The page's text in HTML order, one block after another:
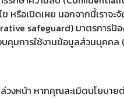
รือเปิดเผย นอกจากนี้เราจ
safeguard) มาตรการป้
บคุมการใช้งานข้อมูลส่วนบุคค
วงหน้า หากคุณละเมิดนโยบาย